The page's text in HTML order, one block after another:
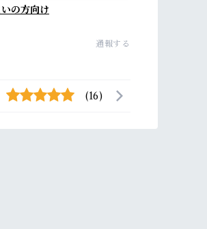
の方向け
通報する
(16)